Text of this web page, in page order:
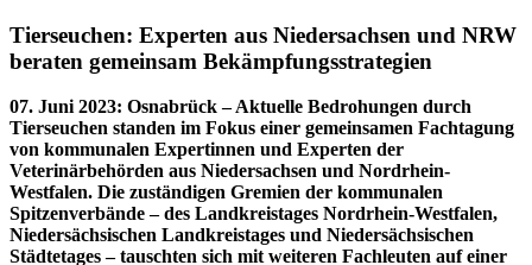
Tierseuchen: Experten aus Niedersachsen und NRW
beraten gemeinsam Bekämpfungsstrategien
07. Juni 2023: Osnabrück – Aktuelle Bedrohungen durch
Tierseuchen standen im Fokus einer gemeinsamen Fachtagung
von kommunalen Expertinnen und Experten der
Veterinärbehörden aus Niedersachsen und Nordrhein-
Westfalen. Die zuständigen Gremien der kommunalen
Spitzenverbände – des Landkreistages Nordrhein-Westfalen,
Niedersächsischen Landkreistages und Niedersächsischen
Städtetages – tauschten sich mit weiteren Fachleuten auf einer